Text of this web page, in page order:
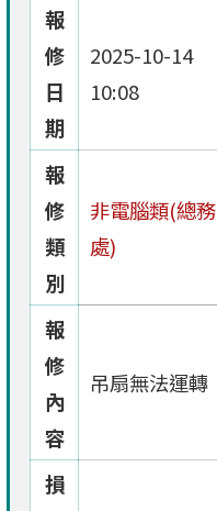
報
修
日
期
2025-10-14
10:08
報
修
類
別
非電腦類(總務
處)
報
修
內
容
吊扇無法運轉
損